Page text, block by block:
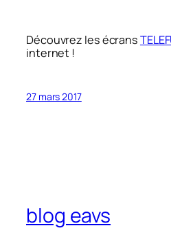
Découvrez les écrans
internet !
27 mars 2017
blog eavs